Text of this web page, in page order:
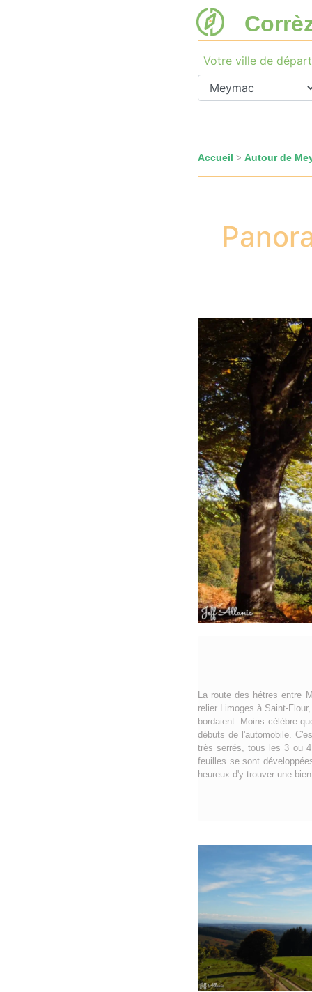
Votre ville de départ
Accueil > Autour de
La route des hétres entre
relier Limoges à Saint-
bordaient. Moins célèbre
débuts de l'automobile.
très serrés, tous les 3 ou
feuilles se sont
heureux d'y trouver une